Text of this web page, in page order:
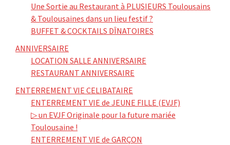
Une Sortie au Restaurant à PLUSIEURS Toulousains
& Toulousaines dans un lieu festif ?
BUFFET & COCKTAILS DÎNATOIRES
ANNIVERSAIRE
LOCATION SALLE ANNIVERSAIRE
RESTAURANT ANNIVERSAIRE
ENTERREMENT VIE CELIBATAIRE
ENTERREMENT VIE de JEUNE FILLE (EVJF)
▷ un EVJF Originale pour la future mariée
Toulousaine !
ENTERREMENT VIE de GARÇON